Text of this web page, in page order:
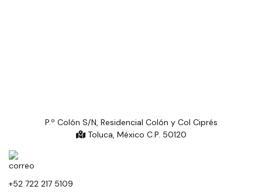
P.º Colón S/N, Residencial Colón y Col Ciprés
Toluca, México C.P. 50120
+52 722 217 5109